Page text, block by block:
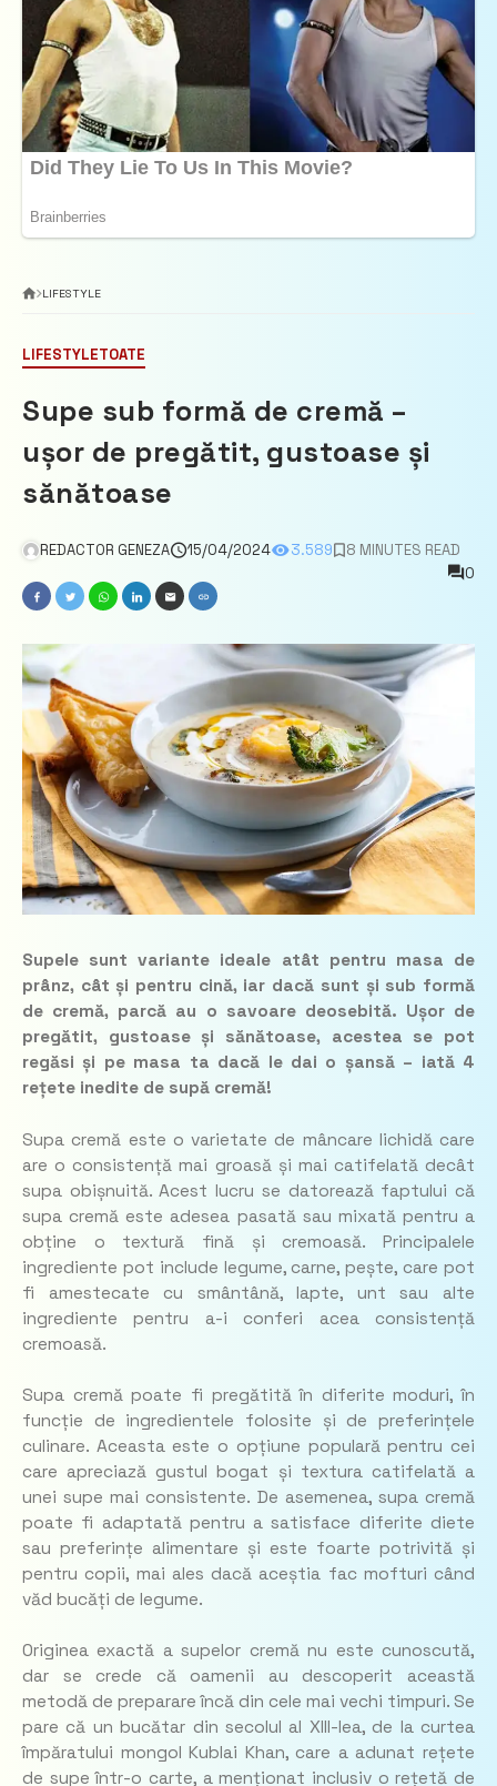
LIFESTYLE
LIFESTYLETOATE
Supe sub formă de cremă –
ușor de pregătit, gustoase și
sănătoase
REDACTOR GENEZA 15/04/2024 3.589
8 MINUTES READ
0
Supele sunt variante ideale atât pentru masa de
prânz, cât și pentru cină, iar dacă sunt și sub formă
de cremă, parcă au o savoare deosebită. Ușor de
pregătit, gustoase și sănătoase, acestea se pot
regăsi și pe masa ta dacă le dai o șansă – iată 4
rețete inedite de supă cremă!
Supa cremă este o varietate de mâncare lichidă care
are o consistență mai groasă și mai catifelată decât
supa obișnuită. Acest lucru se datorează faptului că
supa cremă este adesea pasată sau mixată pentru a
obține o textură fină și cremoasă. Principalele
ingrediente pot include legume, carne, pește, care pot
fi amestecate cu smântână, lapte, unt sau alte
ingrediente pentru a-i conferi acea consistență
cremoasă.
Supa cremă poate fi pregătită în diferite moduri, în
funcție de ingredientele folosite și de preferințele
culinare. Aceasta este o opțiune populară pentru cei
care apreciază gustul bogat și textura catifelată a
unei supe mai consistente. De asemenea, supa cremă
poate fi adaptată pentru a satisface diferite diete
sau preferințe alimentare și este foarte potrivită și
pentru copii, mai ales dacă aceștia fac mofturi când
văd bucăți de legume.
Originea exactă a supelor cremă nu este cunoscută,
dar se crede că oamenii au descoperit această
metodă de preparare încă din cele mai vechi timpuri. Se
pare că un bucătar din secolul al XIII-lea, de la curtea
împăratului mongol Kublai Khan, care a adunat rețete
de supe într-o carte, a menționat inclusiv o rețetă de